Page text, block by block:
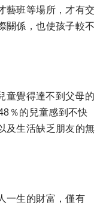
藝班等場所，才有交
關係，也使孩子較不
童覺得達不到父母的
％的兒童感到不快
及生活缺乏朋友的無
一生的財富，僅有